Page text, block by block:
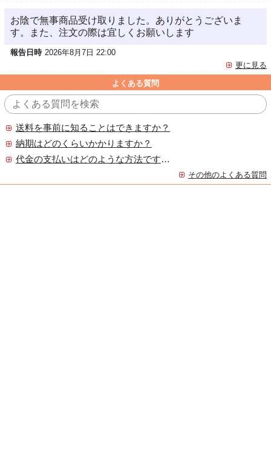
お陰で無事商品受け取りました。ありがとうございま
す。また、注文の際は宜しくお願いします
報告日時 2026年8月7日 22:00
更に見る
よくある質問
送料を事前に知ることはできますか？
納期はどのくらいかかりますか？
代金の支払いはどのような方法ですか？
その他のよくある質問